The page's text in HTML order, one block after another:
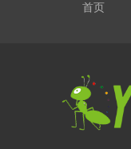
首页